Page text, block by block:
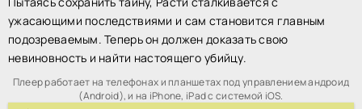
ужасающими последствиями и сам становится главным
подозреваемым. Теперь он должен доказать свою
невиновность и найти настоящего убийцу.
Плеер работает на телефонах и планшетах под управлением андроид
(Android), и на iPhone, iPad с системой iOS.